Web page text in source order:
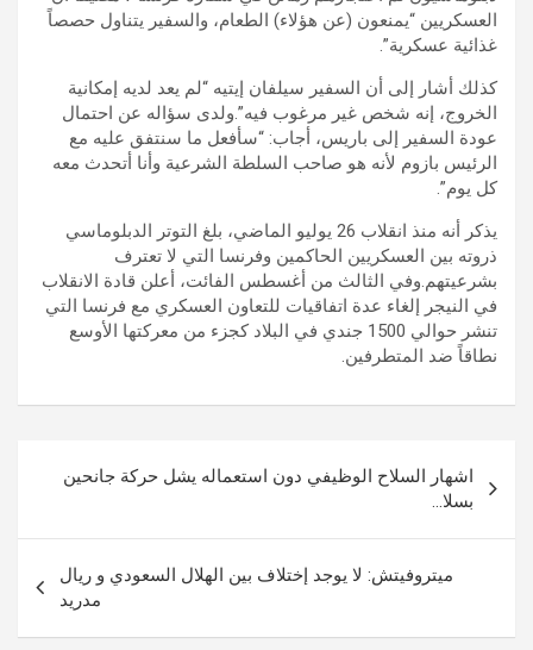
العسكريين “يمنعون (عن هؤلاء) الطعام، والسفير يتناول حصصاً
غذائية عسكرية”.
كذلك أشار إلى أن السفير سيلفان إيتيه “لم يعد لديه إمكانية
الخروج، إنه شخص غير مرغوب فيه”.ولدى سؤاله عن احتمال
عودة السفير إلى باريس، أجاب: “سأفعل ما سنتفق عليه مع
الرئيس بازوم لأنه هو صاحب السلطة الشرعية وأنا أتحدث معه
كل يوم”.
يذكر أنه منذ انقلاب 26 يوليو الماضي، بلغ التوتر الدبلوماسي
ذروته بين العسكريين الحاكمين وفرنسا التي لا تعترف
بشرعيتهم.وفي الثالث من أغسطس الفائت، أعلن قادة الانقلاب
في النيجر إلغاء عدة اتفاقيات للتعاون العسكري مع فرنسا التي
تنشر حوالي 1500 جندي في البلاد كجزء من معركتها الأوسع
نطاقاً ضد المتطرفين.
المقالات
اشهار السلاح الوظيفي دون استعماله يشل حركة جانحين
بسلا…
ميتروفيتش: لا يوجد إختلاف بين الهلال السعودي و ريال
مدريد